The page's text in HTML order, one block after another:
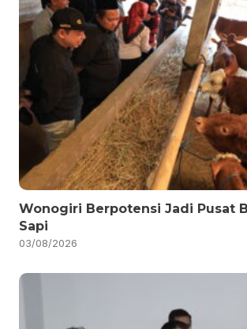
Wonogiri Berpotensi Jadi Pusat
Sapi
03/08/2026